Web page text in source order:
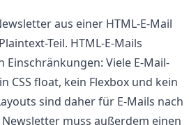
aus einer HTML-E-Mail
Teil. HTML-E-Mails
Viele E-Mail-
CSS float, kein Flexbox und kein
sind daher für E-Mails nach
muss außerdem einen